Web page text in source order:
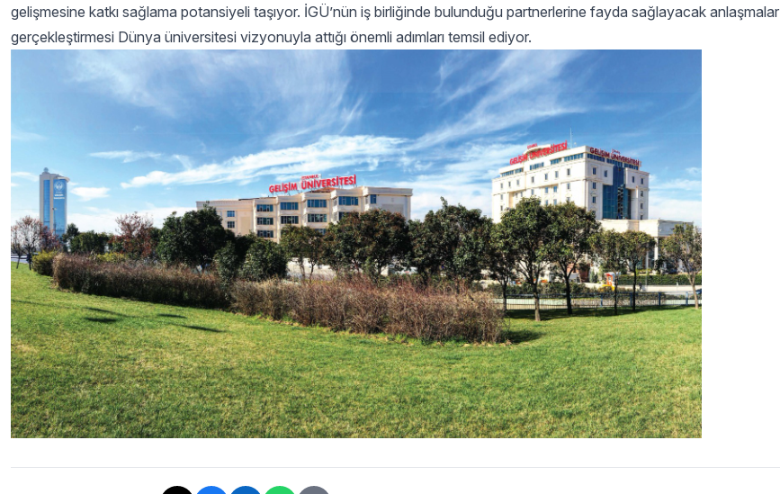
gelişmesine katkı sağlama potansiyeli taşıyor. İGÜ’nün iş birliğinde bulunduğu partnerlerine fayda sağlayacak anlaşmalar
gerçekleştirmesi Dünya üniversitesi vizyonuyla attığı önemli adımları temsil ediyor.